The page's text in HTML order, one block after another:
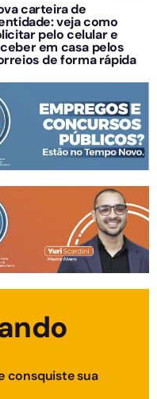
carteira de
veja como
pelo celular e
em casa pelos
de forma rápida
consquiste sua